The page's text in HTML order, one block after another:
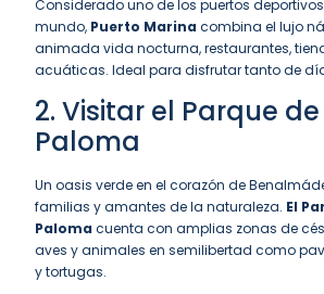
Considerado uno de los puertos
mundo, Puerto Marina combina el lujo
animada vida nocturna, restaurantes,
acuáticas. Ideal para disfrutar tanto de
2. Visitar el Parque
Paloma
Un oasis verde en el corazón de
familias y amantes de la naturaleza. El
Paloma cuenta con amplias zonas de
aves y animales en semilibertad como
y tortugas.